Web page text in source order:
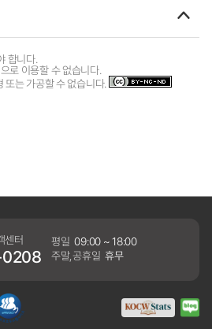
합니다.
로 이용할 수 없습니다.
또는 가공할 수 없습니다.
센터 평일 09:00 ~ 18:00
주말,공휴일 휴무